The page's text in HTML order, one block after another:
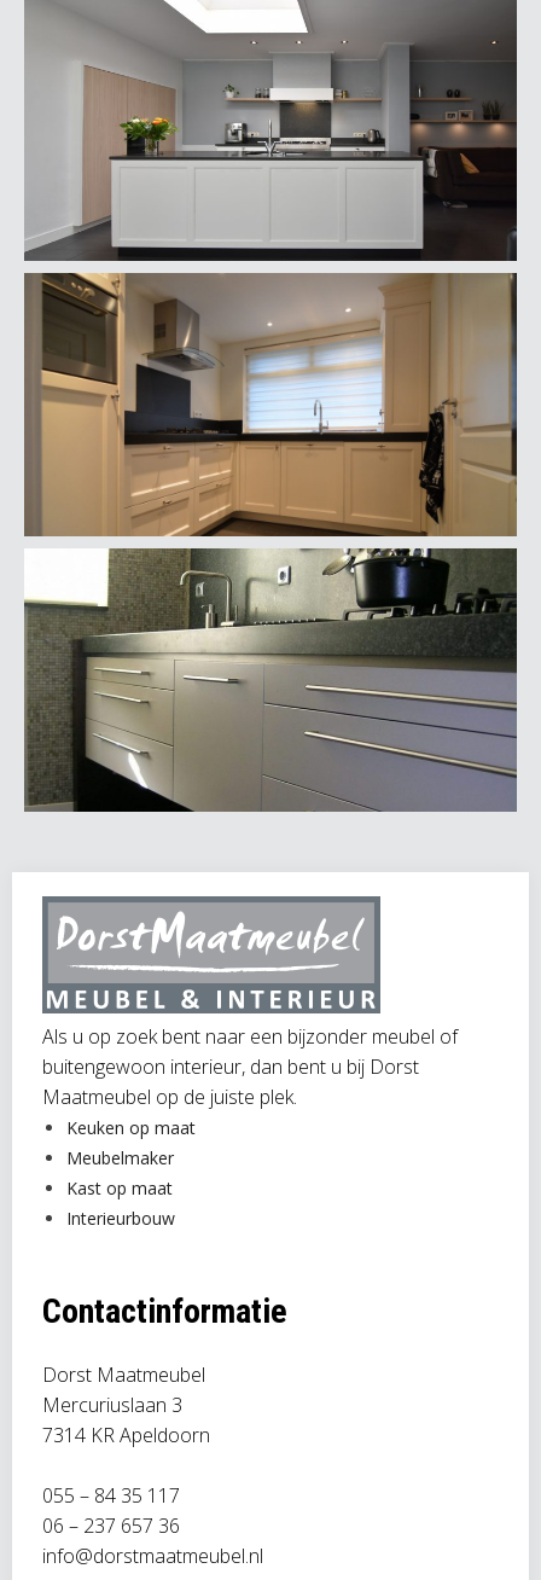
Als u op zoek bent naar een bijzonder meubel of
buitengewoon interieur, dan bent u bij Dorst
Maatmeubel op de juiste plek.
Keuken op maat
Meubelmaker
Kast op maat
Interieurbouw
Contactinformatie
Dorst Maatmeubel
Mercuriuslaan 3
7314 KR Apeldoorn
055 – 84 35 117
06 – 237 657 36
info@dorstmaatmeubel.nl